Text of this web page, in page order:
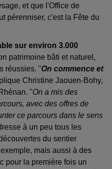
et que l'Office de
pérenniser, c'est la Fête du
sur environ 3.000
patrimoine bâti et naturel,
réussies. "On commence et
Christine Jaouen-Bohy,
"On a mis des
avec des offres de
ce parcours dans le sens
à un peu tous les
du sentier
mais aussi à des
pour la première fois un